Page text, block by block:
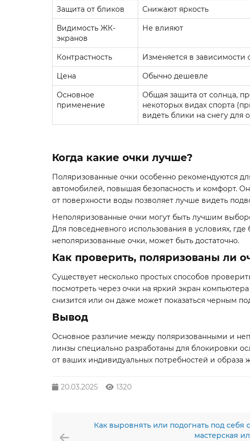
Защита от бликов Снижают яркость
Видимость ЖК-
экранов
Не влияют
Контрастность Изменяется в зависимости
Цена Обычно дешевле
Основное
применение
Общая защита от солнца,
некоторых видах спорта
видеть блики на снегу для
Когда какие очки лучше?
Поляризованные очки особенно рекомендуются
автомобилей, повышая безопасность и комфорт.
от поверхности воды позволяет лучше видеть
Неполяризованные очки могут быть лучшим
Для повседневного использования в условиях,
неполяризованные очки, может быть достаточно.
Как проверить, поляризованы ли
Существует несколько простых способов
посмотреть через очки на яркий экран
снизится или он даже может показаться черным
Вывод
Основное различие между поляризованными и
линзы специально разработаны для блокировки
от ваших индивидуальных потребностей и образа
20.03.2025 1320
Как выровнять или подогнать под
мастерская